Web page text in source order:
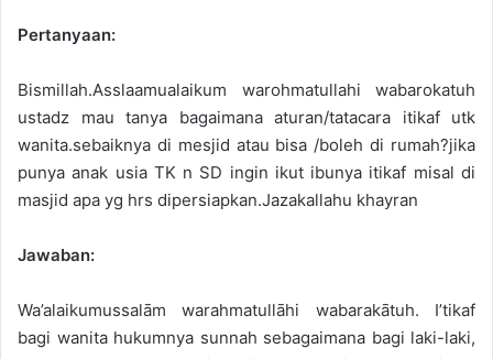
Pertanyaan:
Bismillah.Asslaamualaikum warohmatullahi wabarokatuh
ustadz mau tanya bagaimana aturan/tatacara itikaf utk
wanita.sebaiknya di mesjid atau bisa /boleh di rumah?jika
punya anak usia TK n SD ingin ikut ibunya itikaf misal di
masjid apa yg hrs dipersiapkan.Jazakallahu khayran
Jawaban:
Wa’alaikumussalām warahmatullāhi wabarakātuh. I’tikaf
bagi wanita hukumnya sunnah sebagaimana bagi laki-laki,